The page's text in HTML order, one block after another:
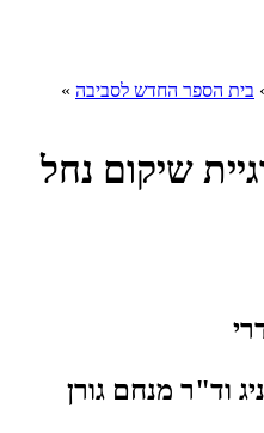
בית הספר החדש לסביבה »
שיקום נחל
וד"ר מנחם גורן